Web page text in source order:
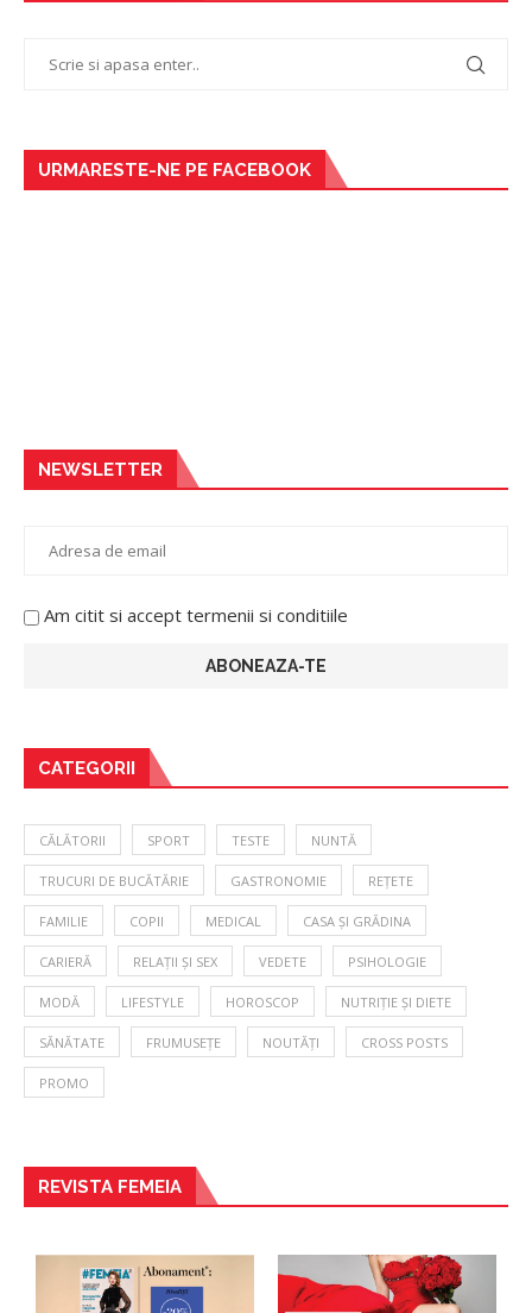
URMARESTE-NE PE FACEBOOK
NEWSLETTER
Am citit si accept termenii si conditiile
CATEGORII
CĂLĂTORII SPORT TESTE NUNTĂ
TRUCURI DE BUCĂTĂRIE GASTRONOMIE REȚETE
FAMILIE COPII MEDICAL CASA ȘI GRĂDINA
CARIERĂ RELAȚII ȘI SEX VEDETE PSIHOLOGIE
MODĂ LIFESTYLE HOROSCOP NUTRIȚIE ȘI DIETE
SĂNĂTATE FRUMUSEȚE NOUTĂȚI CROSS POSTS
PROMO
REVISTA FEMEIA